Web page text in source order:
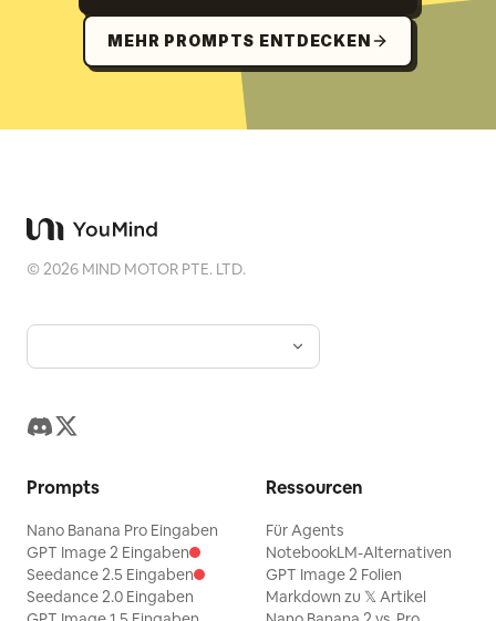
MEHR PROMPTS ENTDECKEN
©2026 MIND MOTOR PTE. LTD.
Prompts
Nano Banana Pro Eingaben
GPT Image 2 Eingaben
Seedance 2.5 Eingaben
Seedance 2.0 Eingaben
Ressourcen
Für Agents
NotebookLM-Alternativen
GPT Image 2 Folien
Markdown zu 𝕏 Artikel